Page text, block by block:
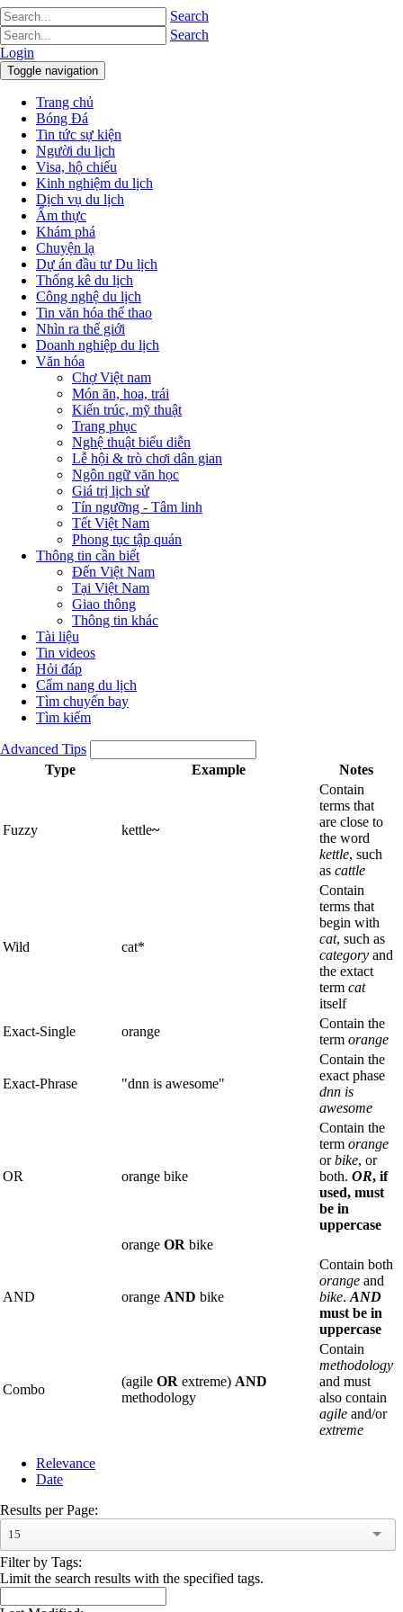
Search
Search
Login
Toggle navigation
Trang chủ
Bóng Đá
Tin tức sự kiện
Người du lịch
Visa, hộ chiếu
Kinh nghiệm du lịch
Dịch vụ du lịch
Ẩm thực
Khám phá
Chuyện lạ
Dự án đầu tư Du lịch
Thống kê du lịch
Công nghệ du lịch
Tin văn hóa thể thao
Nhìn ra thế giới
Doanh nghiệp du lịch
Văn hóa
Chợ Việt nam
Món ăn, hoa, trái
Kiến trúc, mỹ thuật
Trang phục
Nghệ thuật biểu diễn
Lễ hội & trò chơi dân gian
Ngôn ngữ văn học
Giá trị lịch sử
Tín ngưỡng - Tâm linh
Tết Việt Nam
Phong tục tập quán
Thông tin cần biết
Đến Việt Nam
Tại Việt Nam
Giao thông
Thông tin khác
Tài liệu
Tin videos
Hỏi đáp
Cẩm nang du lịch
Tìm chuyến bay
Tìm kiếm
Advanced Tips
Type
Example Notes
Fuzzy kettle~
Contain
terms that
are close to
the word
kettle, such
as cattle
Wild cat*
Contain
terms that
begin with
cat, such as
category and
the extact
term cat
itself
Exact-Single
orange
Contain the
term orange
Exact-Phrase "dnn is awesome"
Contain the
exact phase
dnn is
awesome
OR orange bike
Contain the
term orange
orbike, or
both. OR, if
used, must
be in
uppercase
orange OR bike
AND orange AND bike
Contain both
orange and
bike. AND
must be in
uppercase
Combo
(agile OR extreme) AND
methodology
Contain
methodology
and must
also contain
agile and/or
extreme
Relevance
Date
Results per Page:
15
Filter by Tags:
Limit the search results with the specified tags.